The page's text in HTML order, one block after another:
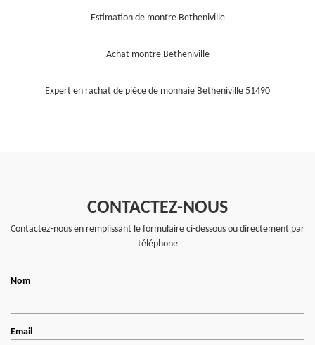
Estimation de montre Betheniville
Achat montre Betheniville
Expert en rachat de pièce de monnaie Betheniville 51490
CONTACTEZ-NOUS
Contactez-nous en remplissant le formulaire ci-dessous ou directement par
téléphone
Nom
Email